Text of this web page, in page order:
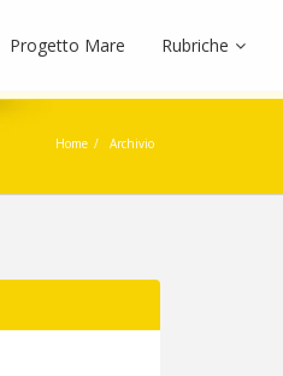
Progetto Mare Rubriche
Home Archivio